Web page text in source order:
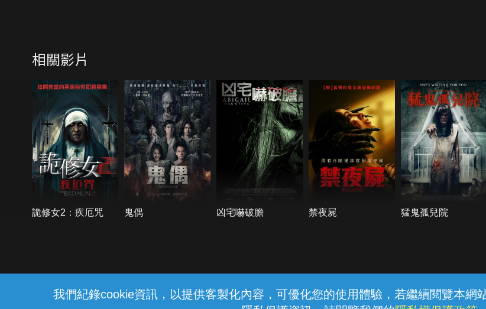
我們紀錄cookie資訊，以提供客製化內容，可優化您的使用體驗，若繼續閱覽本網
相關影片
詭修女2：疾厄咒 鬼偶 凶宅嚇破膽 禁夜屍 猛鬼孤兒院
線上客服 服務條款 隱私權保護